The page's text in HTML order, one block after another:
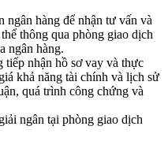
hàng để nhận tư vấn và
thông qua phòng giao dịch
ngân hàng.
nhận hồ sơ vay và thực
khả năng tài chính và lịch sử
quá trình công chứng và
ngân tại phòng giao dịch